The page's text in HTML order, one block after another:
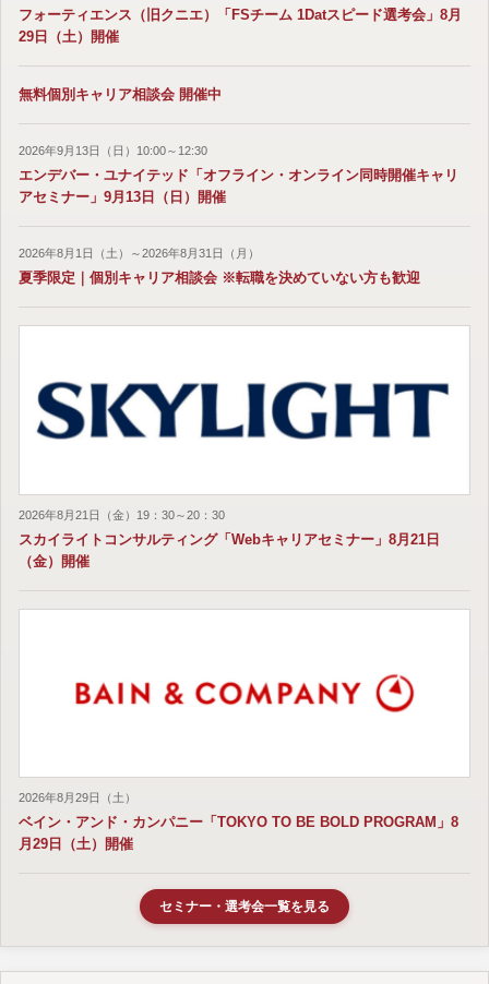
フォーティエンス（旧クニエ）「FSチーム 1Datスピード選考会」8月
29日（土）開催
無料個別キャリア相談会 開催中
2026年9月13日（日）10:00～12:30
エンデバー・ユナイテッド「オフライン・オンライン同時開催キャリ
アセミナー」9月13日（日）開催
2026年8月1日（土）～2026年8月31日（月）
夏季限定｜個別キャリア相談会 ※転職を決めていない方も歓迎
2026年8月21日（金）19：30～20：30
スカイライトコンサルティング「Webキャリアセミナー」8月21日
（金）開催
2026年8月29日（土）
ベイン・アンド・カンパニー「TOKYO TO BE BOLD PROGRAM」8
月29日（土）開催
セミナー・選考会一覧を見る